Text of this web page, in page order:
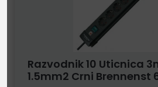
Razvodnik 10 Uticnica
1.5mm2 Crni Brennenst